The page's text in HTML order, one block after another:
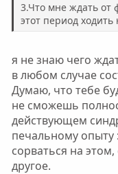
3.Что мне ждать от
этот период ходить
я не знаю чего
в любом случае
Думаю, что тебе
не сможешь
действующем
печальному
сорваться на
другое.